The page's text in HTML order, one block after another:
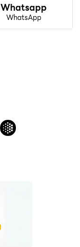
Whatsapp
WhatsApp